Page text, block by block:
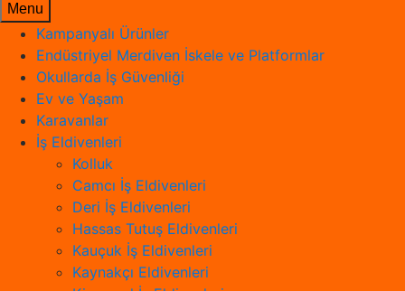
Menu
Kampanyalı Ürünler
Endüstriyel Merdiven İskele ve Platformlar
Okullarda İş Güvenliği
Ev ve Yaşam
Karavanlar
İş Eldivenleri
Kolluk
Camcı İş Eldivenleri
Deri İş Eldivenleri
Hassas Tutuş Eldivenleri
Kauçuk İş Eldivenleri
Kaynakçı Eldivenleri